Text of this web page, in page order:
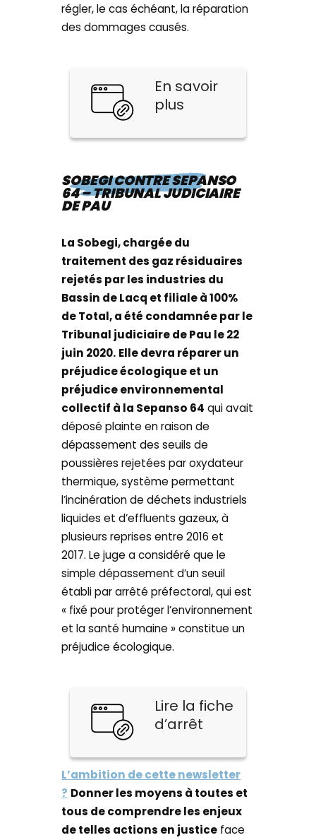
régler, le cas échéant, la réparation
des dommages causés.
En savoir
plus
SOBEGI CONTRE SEPANSO
64 – TRIBUNAL JUDICIAIRE
DE PAU
La Sobegi, chargée du
traitement des gaz résiduaires
rejetés par les industries du
Bassin de Lacq et filiale à 100%
de Total, a été condamnée par le
Tribunal judiciaire de Pau le 22
juin 2020. Elle devra réparer un
préjudice écologique et un
préjudice environnemental
collectif à la Sepanso 64 qui avait
déposé plainte en raison de
dépassement des seuils de
poussières rejetées par oxydateur
thermique, système permettant
l’incinération de déchets industriels
liquides et d’effluents gazeux, à
plusieurs reprises entre 2016 et
2017. Le juge a considéré que le
simple dépassement d’un seuil
établi par arrêté préfectoral, qui est
« fixé pour protéger l’environnement
et la santé humaine » constitue un
préjudice écologique.
Lire la fiche
d’arrêt
L’ambition de cette newsletter
? Donner les moyens à toutes et
tous de comprendre les enjeux
de telles actions en justice face